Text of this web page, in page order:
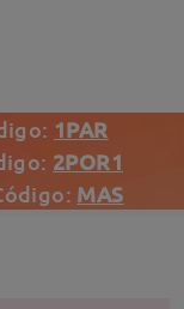
1PAR
2POR1
MAS